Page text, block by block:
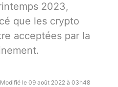
2023,
que les crypto
acceptées par la
Modifié le 09 août 2022 à 03h48